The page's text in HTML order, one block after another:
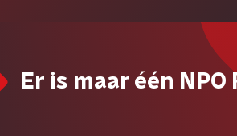
Er is maar één NPO